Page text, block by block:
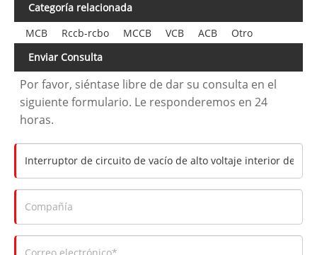
Categoría relacionada
MCB
Rccb-rcbo MCCB VCB ACB
Otro
Enviar Consulta
Por favor, siéntase libre de dar su consulta en el
siguiente formulario. Le responderemos en 24
horas.